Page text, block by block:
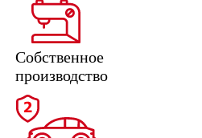
Собственное
производство